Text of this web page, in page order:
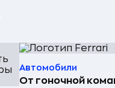
Автомобили
От гоночной